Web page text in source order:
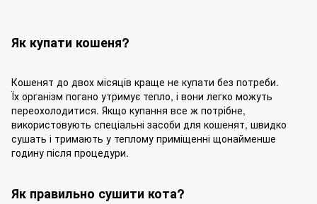
Як купати кошеня?
Кошенят до двох місяців краще не купати без потреби.
Їх організм погано утримує тепло, і вони легко можуть
переохолодитися. Якщо купання все ж потрібне,
використовують спеціальні засоби для кошенят, швидко
сушать і тримають у теплому приміщенні щонайменше
годину після процедури.
Як правильно сушити кота?